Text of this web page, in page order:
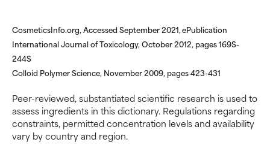
CosmeticsInfo.org, Accessed September 2021, ePublication
International Journal of Toxicology, October 2012, pages 169S-
244S
Colloid Polymer Science, November 2009, pages 423-431
Peer-reviewed, substantiated scientific research is used to
assess ingredients in this dictionary. Regulations regarding
constraints, permitted concentration levels and availability
vary by country and region.
het gecombineerd wordt met
ingrediënten.
Kan irritatie, ontsteking,
Kan in sommige gevallen
voordelen bieden, maar over
het algemeen is bewezen dat
het meer kwaad dan goed doet.
het gecombineerd wordt met
ingrediënten.
Kan irritatie, ontsteking,
Kan in sommige gevallen
voordelen bieden, maar over
het algemeen is bewezen dat
het meer kwaad dan goed doet.